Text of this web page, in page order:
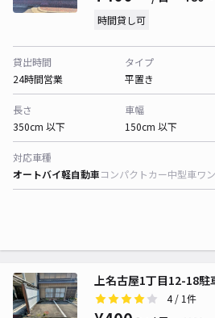
時間貸し可
貸出時間
24時間営業
タイプ
平置き
長さ
350cm 以下
車幅
150cm 以下
対応車種
オートバイ軽自動車コンパクトカー中型車ワ
上名古屋1丁目12-18駐
4/ 1件